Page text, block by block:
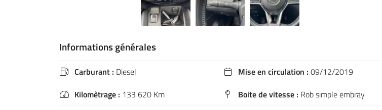
Informations générales
 Carburant : Diesel  Mise en circulation : 09/12/2019
 Kilomètrage : 133 620 Km  Boite de vitesse : Rob simple embray